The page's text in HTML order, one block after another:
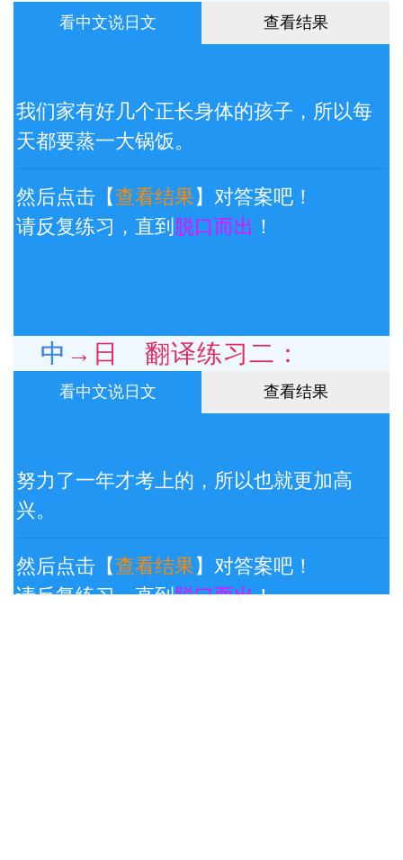
看中文说日文 查看结果
我们家有好几个正长身体的孩子，所以每
天都要蒸一大锅饭。
然后点击【查看结果】对答案吧！
请反复练习，直到 脱口而出 ！
中→日 翻译练习二：
看中文说日文 查看结果
努力了一年才考上的，所以也就更加高
兴。
然后点击【查看结果】对答案吧！
请反复练习，直到脱口而出！